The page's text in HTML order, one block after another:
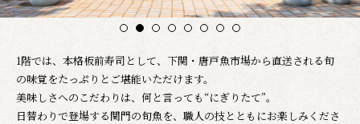
1 2 3 4 5 6 7 8
1階では、本格板前寿司として、下関・唐戸魚市場から直送される旬
の味覚をたっぷりとご堪能いただけます。
美味しさへのこだわりは、何と言っても“にぎりたて”。
日替わりで登場する関門の旬魚を、職人の技とともにお楽しみくださ